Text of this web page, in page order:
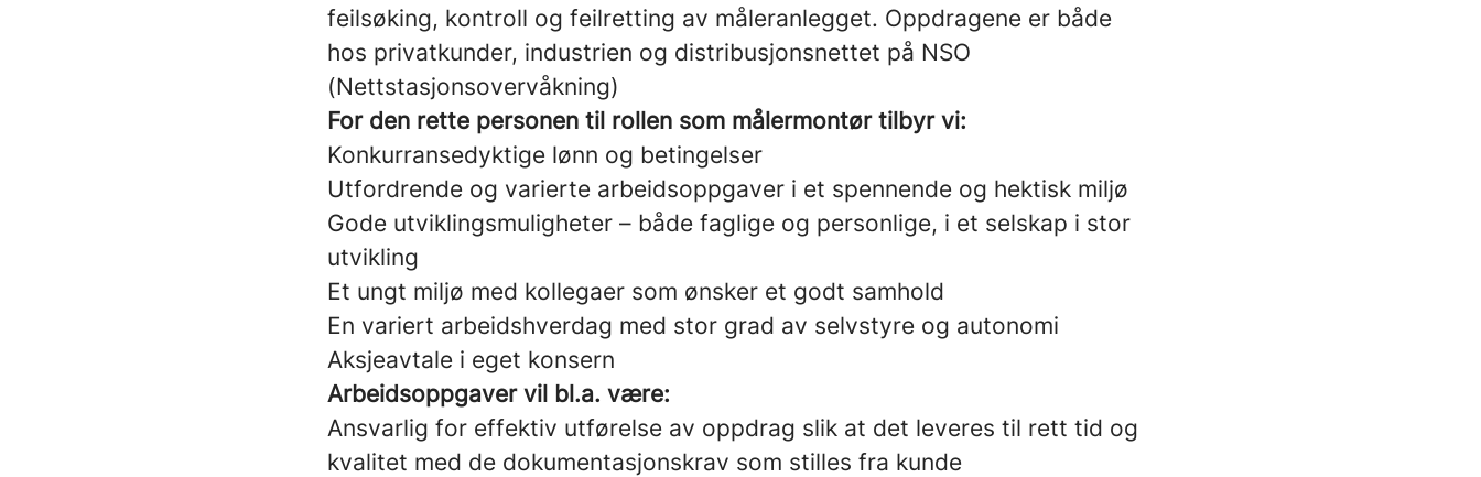
feilsøking, kontroll og feilretting av måleranlegget. Oppdragene er både
hos privatkunder, industrien og distribusjonsnettet på NSO
(Nettstasjonsovervåkning)
For den rette personen til rollen som målermontør tilbyr vi:
Konkurransedyktige lønn og betingelser
Utfordrende og varierte arbeidsoppgaver i et spennende og hektisk miljø
Gode utviklingsmuligheter – både faglige og personlige, i et selskap i stor
utvikling
Et ungt miljø med kollegaer som ønsker et godt samhold
En variert arbeidshverdag med stor grad av selvstyre og autonomi
Aksjeavtale i eget konsern
Arbeidsoppgaver vil bl.a. være:
Ansvarlig for effektiv utførelse av oppdrag slik at det leveres til rett tid og
kvalitet med de dokumentasjonskrav som stilles fra kunde